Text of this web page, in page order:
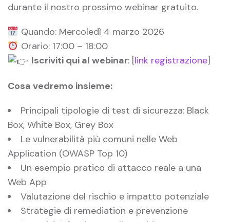
durante il nostro prossimo webinar gratuito.
Quando: Mercoledì 4 marzo 2026
Orario: 17:00 – 18:00
Iscriviti qui al webinar: [link registrazione]
Cosa vedremo insieme:
Principali tipologie di test di sicurezza: Black
Box, White Box, Grey Box
Le vulnerabilità più comuni nelle Web
Application (OWASP Top 10)
Un esempio pratico di attacco reale a una
Web App
Valutazione del rischio e impatto potenziale
Strategie di remediation e prevenzione